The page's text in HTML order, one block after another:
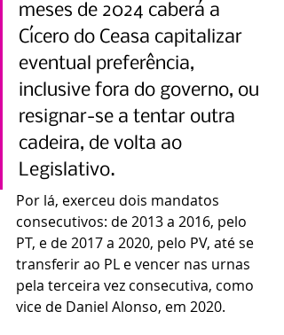
meses de 2024 caberá a
Cícero do Ceasa capitalizar
eventual preferência,
inclusive fora do governo, ou
resignar-se a tentar outra
cadeira, de volta ao
Legislativo.
Por lá, exerceu dois mandatos
consecutivos: de 2013 a 2016, pelo
PT, e de 2017 a 2020, pelo PV, até se
transferir ao PL e vencer nas urnas
pela terceira vez consecutiva, como
vice de Daniel Alonso, em 2020.